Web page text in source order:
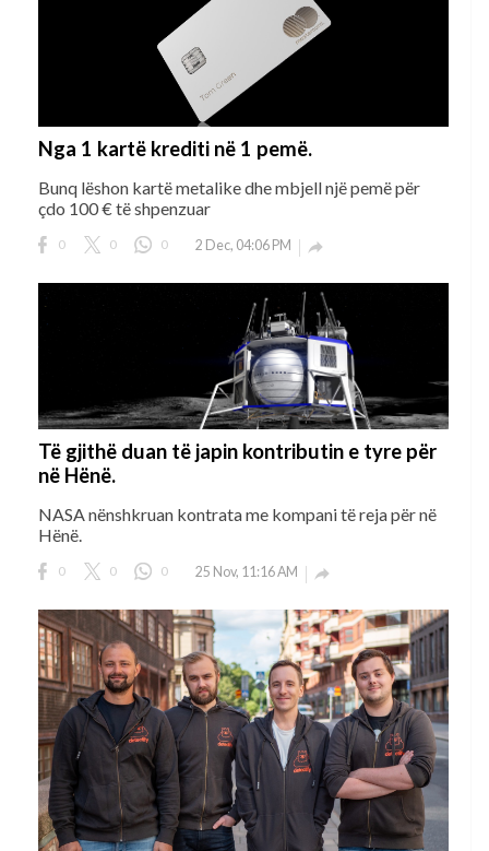
Nga 1 kartë krediti në 1 pemë.
Bunq lëshon kartë metalike dhe mbjell një pemë për
çdo 100 € të shpenzuar
0 0 0 2 Dec, 04:06 PM 
Të gjithë duan të japin kontributin e tyre për
në Hënë.
NASA nënshkruan kontrata me kompani të reja për në
Hënë.
0 0 0 25 Nov, 11:16 AM 